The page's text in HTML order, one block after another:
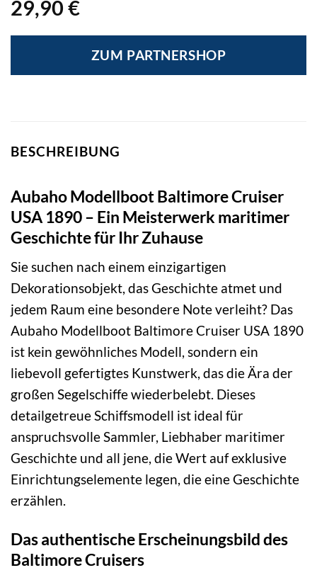
29,90 €
ZUM PARTNERSHOP
BESCHREIBUNG
Aubaho Modellboot Baltimore Cruiser
USA 1890 – Ein Meisterwerk maritimer
Geschichte für Ihr Zuhause
Sie suchen nach einem einzigartigen
Dekorationsobjekt, das Geschichte atmet und
jedem Raum eine besondere Note verleiht? Das
Aubaho Modellboot Baltimore Cruiser USA 1890
ist kein gewöhnliches Modell, sondern ein
liebevoll gefertigtes Kunstwerk, das die Ära der
großen Segelschiffe wiederbelebt. Dieses
detailgetreue Schiffsmodell ist ideal für
anspruchsvolle Sammler, Liebhaber maritimer
Geschichte und all jene, die Wert auf exklusive
Einrichtungselemente legen, die eine Geschichte
erzählen.
Das authentische Erscheinungsbild des
Baltimore Cruisers